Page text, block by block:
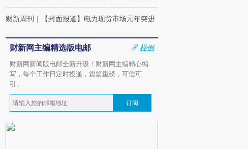
财新周刊 ｜ 【封面报道】电力现货市场元年突进
财新网主编精选版电邮
样例
财新网新闻版电邮全新升级！财新网主编精心编
写，每个工作日定时投递，篇篇重磅，可信可
引。
订阅